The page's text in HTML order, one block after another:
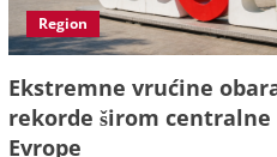
Region
Ekstremne vrućine
rekorde širom centralne
Evrope